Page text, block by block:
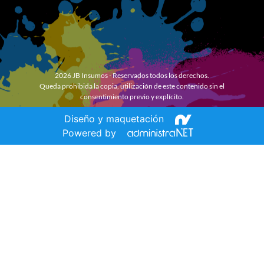
2026 JB Insumos - Reservados todos los derechos.
Queda prohibida la copia, utilización de este contenido sin el
consentimiento previo y explícito.
Diseño y maquetación
Powered by